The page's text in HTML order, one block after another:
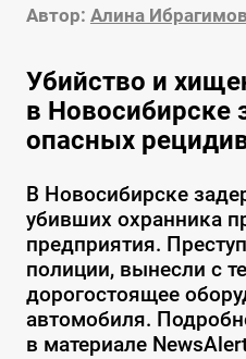
Автор: Алина
Убийство и
в Новосибирске
опасных
В Новосибирске
убивших охранника
предприятия.
полиции, вынесли с
дорогостоящее
автомобиля.
в материале